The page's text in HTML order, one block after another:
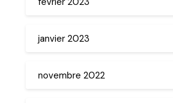
janvier 2023
novembre 2022